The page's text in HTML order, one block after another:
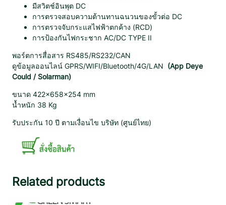
มีสวิตช์อินพุต DC
การตรวจสอบความต้านทานฉนวนของขั้วต่อ DC
การตรวจจับกระแสไฟฟ้าตกค้าง (RCD)
การป้องกันไฟกระชาก AC/DC TYPE II
พอร์ตการสื่อสาร RS485/RS232/CAN
ดูข้อมูลออนไลน์ GPRS/WIFI/Bluetooth/4G/LAN (App Deye
Could / Solarman)
ขนาด 422×658×254 mm
น้ำหนัก 38 Kg
รับประกัน 10 ปี ตามเงื่อนไข บริษัท (ศูนย์ไทย)
Related products